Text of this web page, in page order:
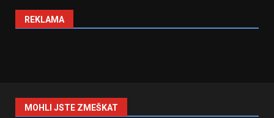
REKLAMA
MOHLI JSTE ZMEŠKAT